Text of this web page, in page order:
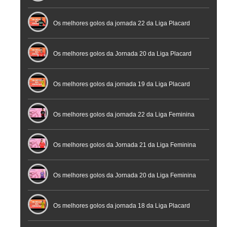
Futebol
Futsal | Documentário
Os melhores golos da jornada 22 da Liga Placard
Os melhores golos da Jornada 20 da Liga Placard
Futsal
Os melhores golos da jornada 19 da Liga Placard
Os melhores golos da jornada 22 da Liga Feminina
Placard
Os melhores golos da Jornada 21 da Liga Feminina
Placard
Os melhores golos da Jornada 20 da Liga Feminina
Placard
Os melhores golos da jornada 18 da Liga Placard